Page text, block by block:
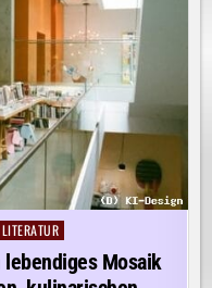
LITERATUR
lebendiges Mosaik